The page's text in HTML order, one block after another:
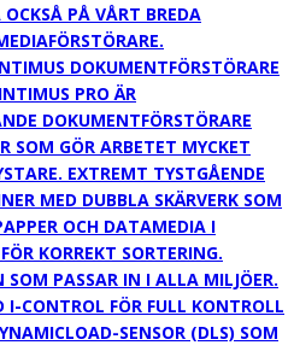
PÅ VÅRT BREDA
DOKUMENTFÖRSTÖRARE
PRO ÄR
DOKUMENTFÖRSTÖRARE
SOM GÖR ARBETET MYCKET
EXTREMT TYSTGÅENDE
MED DUBBLA SKÄRVERK SOM
OCH DATAMEDIA I
KORREKT SORTERING.
SOM PASSAR IN I ALLA MILJÖER.
I-CONTROL FÖR FULL KONTROLL
SENSOR (DLS) SOM